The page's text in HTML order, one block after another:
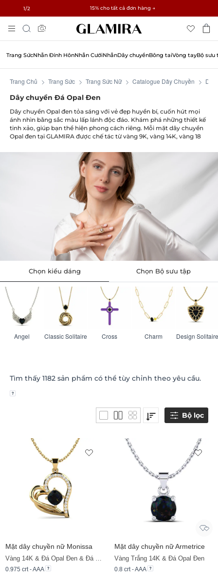
1/2 15% cho tất cả đơn hàng →
✓ Hoàn trả trong 60 ngày ✓ Miễn phí thay đổi kích thước
Đến
Nội
Tìm
Trang SứcNhẫn Đính HônNhẫn CướiNhẫnDây chuyềnBông taiVòng tayBộ sưu
Trang Chủ Trang Sức Trang Sức Nữ Catalogue Dây Chuyền Dây
Dây chuyền Đá Opal Đen
Dây chuyền Opal đen tỏa sáng với vẻ đẹp huyền bí, cuốn hút mọi
ánh nhìn bằng sắc màu lấp lánh độc đáo. Khám phá những thiết kế
tinh xảo, giúp bạn thể hiện phong cách riêng. Mỗi mặt dây chuyền
Opal đen tại GLAMIRA được chế tác từ vàng 9K, vàng 14K, vàng 18
Chọn kiểu dáng
Angel Classic Solitaire Cross Charm Design Solitaire
Chọn Bộ sưu tập
Tìm thấy 1182 sản phẩm có thể tùy chỉnh theo yêu cầu.
Bộ lọc
Mặt dây chuyền nữ Monissa
Vàng 14K & Đá Opal Đen & Đá Moissanite
0.975 crt - AAA
Mặt dây chuyền nữ Armetrice
Vàng Trắng 14K & Đá Opal Đen
0.8 crt - AAA